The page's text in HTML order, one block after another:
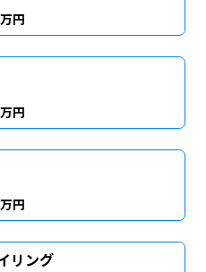
万円
万円
万円
リング